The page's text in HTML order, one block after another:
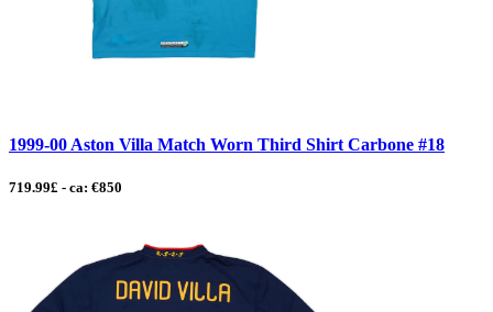
1999-00 Aston Villa Match Worn Third Shirt Carbone #18
719.99£ - ca: €850